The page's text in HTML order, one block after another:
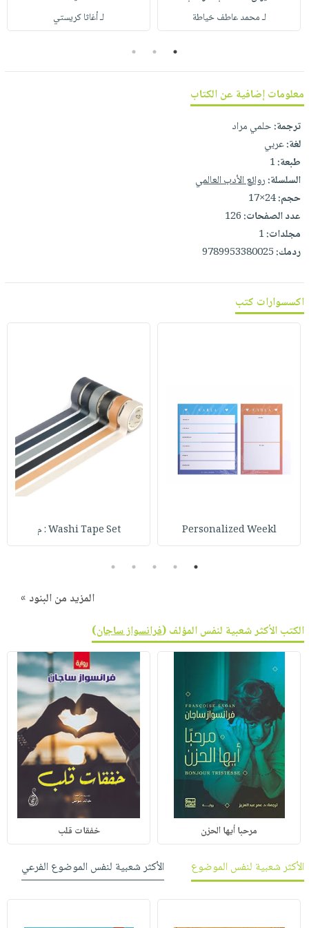
صابون
أطفال
فيديوهات
أسئلة
طرحها
خدمات
نيل
وفرات
انشر
كتابك
تواصل
معنا
نشرة
الإصدارات
لـ محمد عاطف خياطة
لـ أغاثا كريستي
1
2
3
معلومات إضافية عن الكتاب
ترجمة:حلمي مراد
لغة:عربي
طبعة:1
السلسلة:روائع الأدب العالمي
حجم:24×17
عدد الصفحات:126
مجلدات:1
ردمك:9789953380025
اكسسوارات كتب
Personalized Weekl Washi Tape Set : م
1
2
3
4
5
المزيد من البنود »
الكتب الأكثر شعبية لنفس المؤلف (فرانسواز ساجان)
مرحبا أيها الحزن خفقات قلب
الأكثر شعبية لنفس الموضوع الأكثر شعبية لنفس الموضوع الفرعي